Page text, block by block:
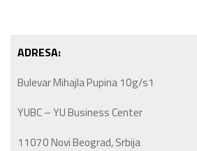
ADRESA:
Bulevar Mihajla Pupina 10g/s1
YUBC – YU Business Center
11070 Novi Beograd, Srbija